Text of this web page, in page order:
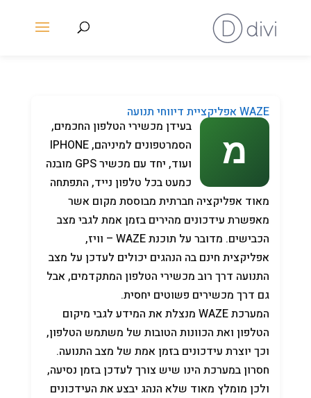
WAZE אפליקציית דיווחי תנועה
בעידן מכשירי הטלפון החכמים,
הסמרטפונים למיניהם, IPHONE
ועוד, יחד עם מכשיר GPS מובנה
כמעט בכל טלפון נייד, התפתחה
מאוד אפליקציה חברתית מבוססת מקום אשר
מאפשרת עידכונים מהירים בזמן אמת לגבי מצב
הכבישים. מדובר על תוכנת WAZE – וויז,
אפליקצית חינם בה הנהגים יכולים לעדכן על מצב
התנועה דרך רוב מכשירי הטלפון המתקדמים, אבל
גם דרך מכשירים פשוטים יחסית.
המערכת WAZE מנצלת את המידע לגבי מיקום
הטלפון ואת הכוונות הטובות של משתמש הטלפון,
וכך יוצרת עידכונים בזמן אמת של מצב התנועה.
חסרון במערכת הינו שיש צורך לעדכן בזמן נסיעה,
ולכן מומלץ מאוד שלא הנהג יבצע את העידכונים